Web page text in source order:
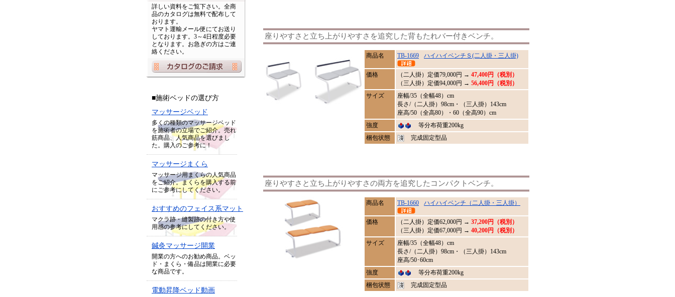
詳しい資料をご覧下さい。全商
品のカタログは無料で配布して
おります。
ヤマト運輸メール便にてお送り
しております。3～4日程度必要
となります。お急ぎの方はご連
絡ください。
■施術ベッドの選び方
マッサージベッド
多くの種類のマッサージベッド
を施術者の立場でご紹介。売れ
筋商品、人気商品を選びまし
た。購入のご参考に！
マッサージまくら
マッサージ用まくらの人気商品
をご紹介。まくらを購入する前
にご参考にしてください。
おすすめのフェイス系マット
マクラ跡・縫製跡の付き方や使
用感の参考にしてください。
鍼灸マッサージ開業
開業の方へのお勧め商品。ベッ
ド・まくら・備品は開業に必要
な商品です。
電動昇降ベッド動画
座りやすさと立ち上がりやすさを追究した背もたれバー付きベンチ。
商品名 TB-1669 ハイハイベンチＳ(二人掛・三人掛)
価格 （二人掛）定価79,000円 → 47,400円（税別）
（三人掛）定価94,000円 → 56,400円（税別）
サイズ
座幅/35（全幅48）cm
長さ/（二人掛）98cm・（三人掛）143cm
座高/50（全高80）・60（全高90）cm
強度
等分布荷重200kg
梱包状態
完成固定型品
座りやすさと立ち上がりやすさの両方を追究したコンパクトベンチ。
商品名 TB-1660 ハイハイベンチ（二人掛・三人掛）
価格 （二人掛）定価62,000円 → 37,200円（税別）
（三人掛）定価67,000円 → 40,200円（税別）
サイズ
座幅/35（全幅48）cm
長さ/（二人掛）98cm・（三人掛）143cm
座高/50･60cm
強度
等分布荷重200kg
梱包状態
完成固定型品